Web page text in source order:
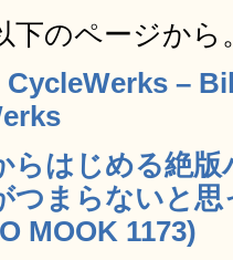
下のページから
CycleWerks –
らはじめる絶
つまらないと
MOOK 1173)